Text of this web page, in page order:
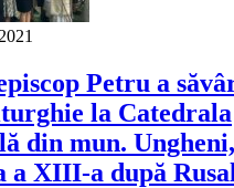
Petru a
la Catedrala
din mun.
a XIII-a după